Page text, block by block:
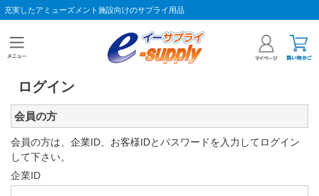
充実したアミューズメント施設向けのサプライ用品
ログイン
会員の方
会員の方は、企業ID、お客様IDとパスワードを入力してログイン
して下さい。
企業ID